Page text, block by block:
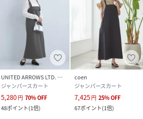
UNITED ARROWS LTD. OUTLET
ジャンパースカート
5,280円 70%OFF
48ポイント(1倍)
coen
ジャンパースカート
7,425円 25%OFF
67ポイント(1倍)